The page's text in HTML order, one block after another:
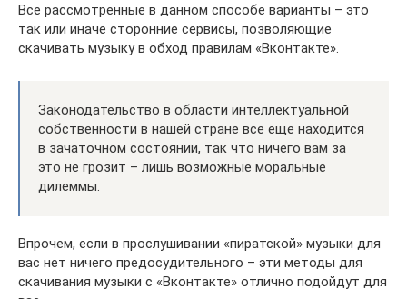
Все рассмотренные в данном способе варианты – это
так или иначе сторонние сервисы, позволяющие
скачивать музыку в обход правилам «Вконтакте».
Законодательство в области интеллектуальной
собственности в нашей стране все еще находится
в зачаточном состоянии, так что ничего вам за
это не грозит – лишь возможные моральные
дилеммы.
Впрочем, если в прослушивании «пиратской» музыки для
вас нет ничего предосудительного – эти методы для
скачивания музыки с «Вконтакте» отлично подойдут для